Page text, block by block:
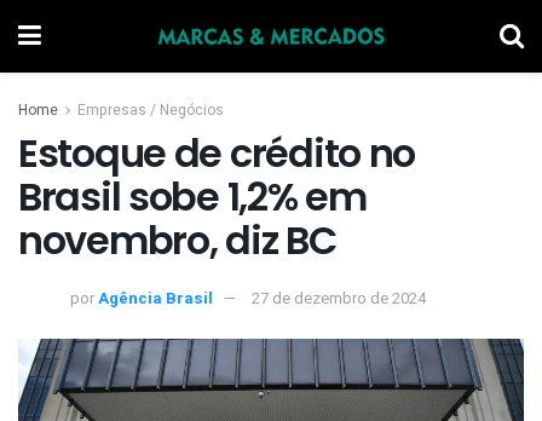
Home Empresas / Negócios
Estoque de crédito no
Brasil sobe 1,2% em
novembro, diz BC
porAgência Brasil 27 de dezembro de 2024